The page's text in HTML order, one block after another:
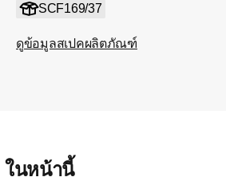
SCF169/37
ดูข้อมูลสเปคผลิตภัณฑ์
ในหน้านี้